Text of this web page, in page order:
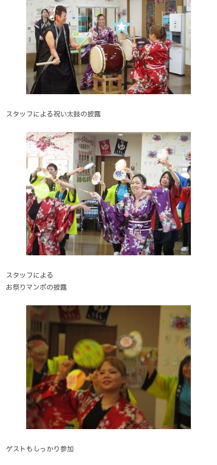
スタッフによる祝い太鼓の披露
スタッフによる
お祭りマンボの披露
ゲストもしっかり参加